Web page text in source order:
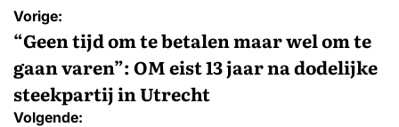
Bericht
navigatie
Vorige:
“Geen tijd om te betalen maar wel om te
gaan varen”: OM eist 13 jaar na dodelijke
steekpartij in Utrecht
Volgende: